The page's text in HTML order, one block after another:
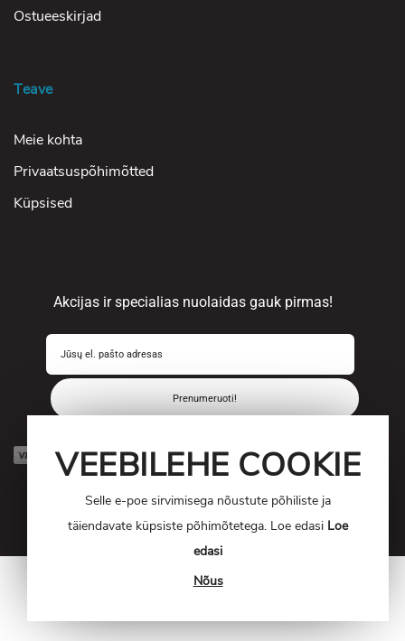
VEEBILEHE COOKIE
Selle e-poe sirvimisega nõustute põhiliste ja
täiendavate küpsiste põhimõtetega. Loe edasi Loe
edasi
Nõus
Ostueeskirjad
Teave
Meie kohta
Privaatsuspõhimõtted
Küpsised
Akcijas ir specialias nuolaidas gauk pirmas!
Prenumeruoti!
© 2017-2023 OUTPRO. Kõik õigused kaitstud.